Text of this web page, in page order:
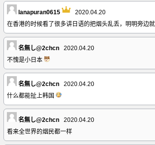
lanapuran0615
2020.04.20
在香港的时候看了很多讲日语的把烟头乱丢，明明旁边
名無し@2chcn
2020.04.20
不愧是小日本
名無し@2chcn
2020.04.20
什么都能扯上韩国
名無し@2chcn
2020.04.20
看来全世界的烟民都一样